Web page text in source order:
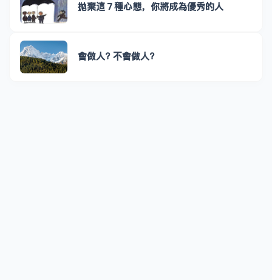
拋棄這７種心態，你將成為優秀的人
會做人? 不會做人?